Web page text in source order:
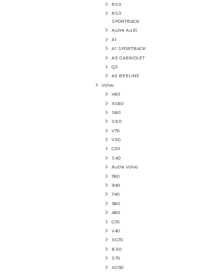
RS3
RS3
SPORTBACK
Autre Audi
A1
A1 SPORTBACK
A5 CABRIOLET
Q3
A3 BERLINE
Volvo
V60
XC60
S60
S80
V70
V50
C30
S40
Autre Volvo
760
940
740
960
460
C70
V40
XC70
850
S70
XC90